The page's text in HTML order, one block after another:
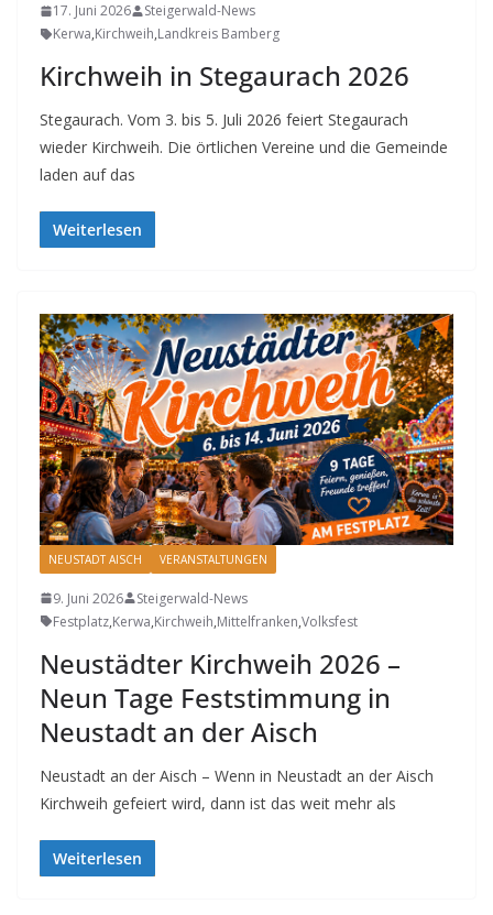
17. Juni 2026
Steigerwald-News
Kerwa,Kirchweih,Landkreis Bamberg
Kirchweih in Stegaurach 2026
Stegaurach. Vom 3. bis 5. Juli 2026 feiert Stegaurach
wieder Kirchweih. Die örtlichen Vereine und die Gemeinde
laden auf das
Weiterlesen
NEUSTADT AISCH VERANSTALTUNGEN
9. Juni 2026
Steigerwald-News
Festplatz,Kerwa,Kirchweih,Mittelfranken,Volksfest
Neustädter Kirchweih 2026 –
Neun Tage Feststimmung in
Neustadt an der Aisch
Neustadt an der Aisch – Wenn in Neustadt an der Aisch
Kirchweih gefeiert wird, dann ist das weit mehr als
Weiterlesen